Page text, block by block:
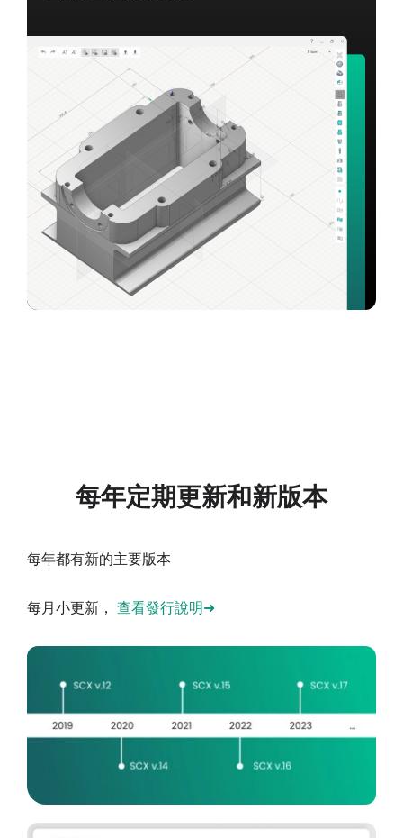
每年定期更新和新版本
每年都有新的主要版本
每月小更新， 查看發行說明➜